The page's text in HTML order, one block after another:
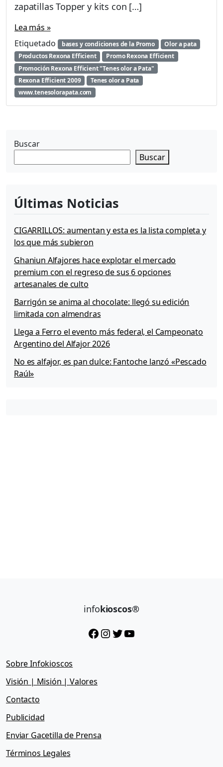
o
n
a
E
i
n
t
e
o
r
a
t
»
zapatillas Topper y kits con […]
Lea más »
Etiquetado
bases y condiciones de la Promo
Olor a pata
Productos Rexona Efficient
Promo Rexona Efficient
Promoción Rexona Efficient "Tenes olor a Pata"
Rexona Efficient 2009
Tenes olor a Pata
www.tenesolorapata.com
Buscar
Buscar
Últimas Noticias
CIGARRILLOS: aumentan y esta es la lista completa y
los que más subieron
Ghaniun Alfajores hace explotar el mercado
premium con el regreso de sus 6 opciones
artesanales de culto
Barrigón se anima al chocolate: llegó su edición
limitada con almendras
Llega a Ferro el evento más federal, el Campeonato
Argentino del Alfajor 2026
No es alfajor, es pan dulce: Fantoche lanzó «Pescado
Raúl»
infokioscos®
Facebook InstagramTwitter YouTube
Sobre Infokioscos
Visión | Misión | Valores
Contacto
Publicidad
Enviar Gacetilla de Prensa
Términos Legales